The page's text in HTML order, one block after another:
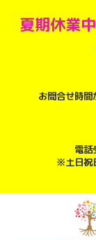
夏期休業
お問合せ時間
電話
※土日祝